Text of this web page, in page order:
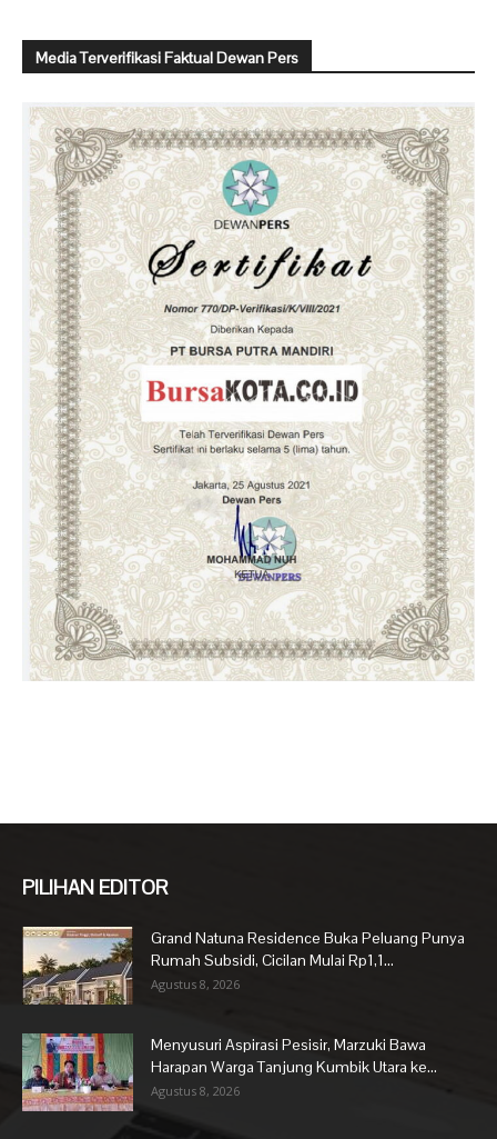
Media Terverifikasi Faktual Dewan Pers
PILIHAN EDITOR
Grand Natuna Residence Buka Peluang Punya
Rumah Subsidi, Cicilan Mulai Rp1,1...
Agustus 8, 2026
Menyusuri Aspirasi Pesisir, Marzuki Bawa
Harapan Warga Tanjung Kumbik Utara ke...
Agustus 8, 2026